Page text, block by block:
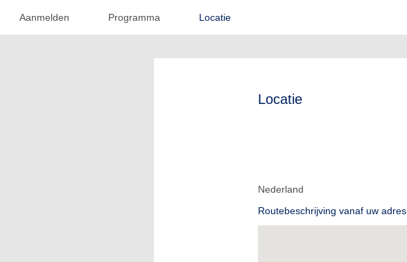
Aanmelden Programma Locatie
Locatie
Nederland
Routebeschrijving vanaf uw adres